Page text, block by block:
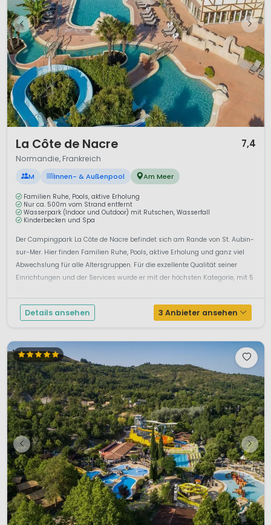
La Côte de Nacre 7,4
Normandie, Frankreich
M Innen- & Außenpool Am Meer
Familien Ruhe, Pools, aktive Erholung
Nur ca. 500m vom Strand entfernt
Wasserpark (Indoor und Outdoor) mit Rutschen, Wasserfall
Kinderbecken und Spa
Der Campingpark La Côte de Nacre befindet sich am Rande von St. Aubin-
sur-Mer. Hier finden Familien Ruhe, Pools, aktive Erholung und ganz viel
Abwechslung für alle Altersgruppen. Für die exzellente Qualität seiner
Einrichtungen und der Services wurde er mit der höchsten Kategorie, mit 5
Details ansehen 3 Anbieter ansehen